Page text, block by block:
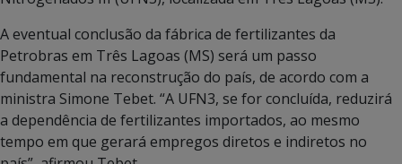
A eventual conclusão da fábrica de fertilizantes da
Petrobras em Três Lagoas (MS) será um passo
fundamental na reconstrução do país, de acordo com a
ministra Simone Tebet. “A UFN3, se for concluída, reduzirá
a dependência de fertilizantes importados, ao mesmo
tempo em que gerará empregos diretos e indiretos no